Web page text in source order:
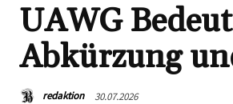
UAWG
Abkürzung
redaktion 30.07.2026